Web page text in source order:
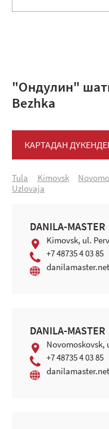
"Ондулин"
Bezhka
КАРТАДАН
Tula Kimovsk
Uzlovaja
DANILA-MASTER
Kimovsk, ul.
+7 48735 4 03 85
danilamaster.net
DANILA-MASTER
Novomoskovsk,
+7 48735 4 03 85
danilamaster.net